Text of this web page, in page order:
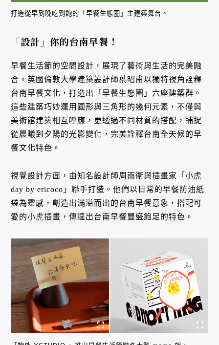
打造從早到晚吃到飽的「早餐生態圈」主建築舞台。
「設計」你的台南早餐！
早餐生活節的空間設計，展現了藝術與生活的完美融
合。英國倫敦大學建築設計師葉昭甫以獨特視角詮釋
台南早餐文化，打造出「早餐生態圈」六座建築群。
這些建築巧妙運用圓形與三角形的幾何元素，不僅與
美術館建築相互呼應，更透過不同材質的搭配，捕捉
從晨曦到夕陽的光影變化，完美詮釋台南全天候的早
餐文化特色。
視覺設計方面，由知名設計師周雨衛與插畫家「小虎
day by ericoco」聯手打造。他們以日常的早餐防油紙
袋為靈感，創造出滿溢而出的台南早餐意象，搭配可
愛的小虎插畫，傳達出台南早餐豐盛飽足的特色。